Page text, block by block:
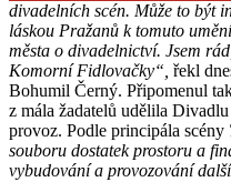
divadelních scén. Může to být
láskou Pražanů k tomuto
města o divadelnictví. Jsem
Komorní Fidlovačky“, řekl
Bohumil Černý. Připomenul
z mála žadatelů udělila
provoz. Podle principála scény
souboru dostatek prostoru a
vybudování a provozování další